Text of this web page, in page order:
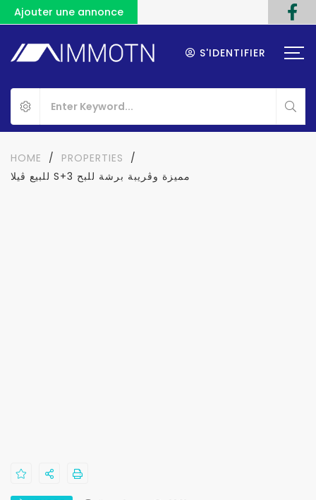
Ajouter une annonce
S'IDENTIFIER
HOME / PROPERTIES
/
للبيع ڤيلا S+3 مميزة وڨريبة برشة للبح